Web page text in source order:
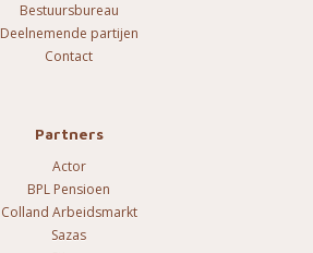
Bestuursbureau
Deelnemende partijen
Contact
Partners
Actor
BPL Pensioen
Colland Arbeidsmarkt
Sazas